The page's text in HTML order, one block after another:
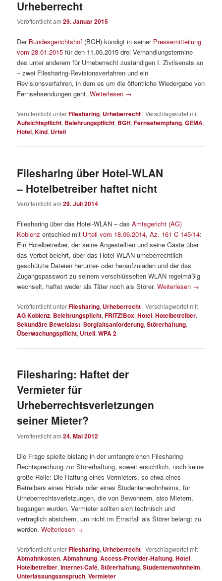
Urheberrecht
Veröffentlicht am29. Januar 2015
Der Bundesgerichtshof (BGH) kündigt in seiner Pressemitteilung
vom 28.01.2015 für den 11.06.2015 drei Verhandlungstermine
des unter anderem für Urheberrecht zuständigen I. Zivilsenats an
– zwei Filesharing-Revisionsverfahren und ein
Revisionsverfahren, in dem es um die öffentliche Wiedergabe von
Fernsehsendungen geht.Weiterlesen →
Veröffentlicht unterFilesharing, Urheberrecht |Verschlagwortet mit
Aufsichtspflicht, Belehrungspflicht, BGH,Fernsehempfang,GEMA,
Hotel,Kind, Urteil
Filesharing über Hotel-WLAN
– Hotelbetreiber haftet nicht
Veröffentlicht am29. Juli 2014
Filesharing über das Hotel-WLAN – dasAmtsgericht (AG)
Koblenz entschied mit Urteil vom 18.06.2014, Az. 161 C 145/14:
Ein Hotelbetreiber, der seine Angestellten und seine Gäste über
das Verbot belehrt, über das Hotel-WLAN urheberrechtlich
geschützte Dateien herunter- oder heraufzuladen und der das
Zugangspasswort zu seinem verschlüsselten WLAN regelmäßig
wechselt, haftet weder als Täter noch als Störer.Weiterlesen →
Veröffentlicht unterFilesharing, Urheberrecht |Verschlagwortet mit
AG Koblenz, Belehrungspflcht,FRITZ!Box,Hotel,Hotelbetreiber,
Sekundäre Beweislast,Sorgfaltsanforderung,Störerhaftung,
Überwachungspflicht, Urteil,WPA 2
Filesharing: Haftet der
Vermieter für
Urheberrechtsverletzungen
seiner Mieter?
Veröffentlicht am24. Mai 2012
Die Frage spielte bislang in der umfangreichen Filesharing-
Rechtsprechung zur Störerhaftung, soweit ersichtlich, noch keine
große Rolle: Die Haftung eines Vermieters, so etwa eines
Betreibers eines Hotels oder eines Studentenwohnheims, für
Urheberrechtsverletzungen, die von Bewohnern, also Mietern,
begangen wurden. Vermieter sollten sich technisch und
vertraglich absichern, um nicht im Ernstfall als Störer belangt zu
werden.Weiterlesen →
Veröffentlicht unterFilesharing, Urheberrecht |Verschlagwortet mit
Abmahnkosten,Abmahnung,Access-Provider-Haftung,Hotel,
Hotelbetreiber,Internet-Café,Störerhaftung,Studentenwohnheim,
Unterlassungsanspruch,Vermieter